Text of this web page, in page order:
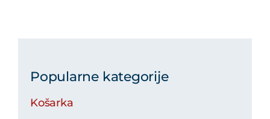
Popularne kategorije
Košarka